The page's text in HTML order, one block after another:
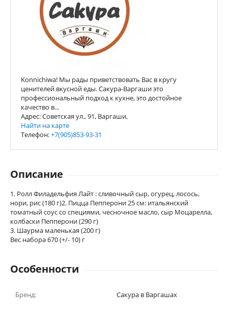
Konnichiwa! Мы рады приветствовать Вас в кругу
ценителей вкусной еды. Сакура-Варгаши это
профессиональный подход к кухне, это достойное
качество в...
Адрес: Советская ул., 91, Варгаши,
Найти на карте
Телефон:+7(905)853-93-31
Описание
1. Ролл Филадельфия Лайт : сливочный сыр, огурец, лосось,
нори, рис (180 г)2. Пицца Пепперони 25 см: итальянский
томатный соус со специями, чесночное масло, сыр Моцарелла,
колбаски Пепперони (290 г)
3. Шаурма маленькая (200 г)
Вес набора 670 (+/- 10) г
Особенности
Бренд: Сакура в Варгашах